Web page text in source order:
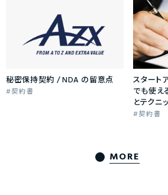
秘密保持契約 / NDA の留意点
契約書
スタート
でも使え
とテクニ
契約書
MORE